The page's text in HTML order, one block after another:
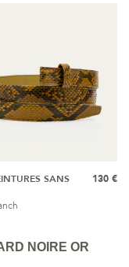
SANS
130 €
NOIRE OR